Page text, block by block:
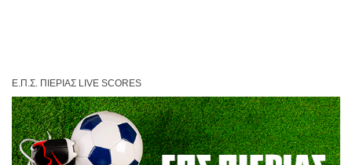
Ε.Π.Σ. ΠΙΕΡΊΑΣ LIVE SCORES